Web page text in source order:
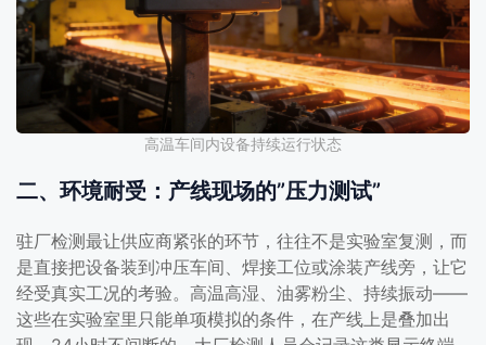
高温车间内设备持续运行状态
二、环境耐受：产线现场的”压力测试”
驻厂检测最让供应商紧张的环节，往往不是实验室复测，而
是直接把设备装到冲压车间、焊接工位或涂装产线旁，让它
经受真实工况的考验。高温高湿、油雾粉尘、持续振动——
这些在实验室里只能单项模拟的条件，在产线上是叠加出